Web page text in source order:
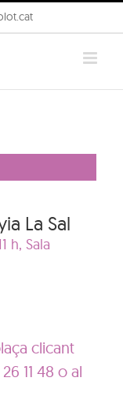
La Sal
h,Sala
clicant
11 48 o al